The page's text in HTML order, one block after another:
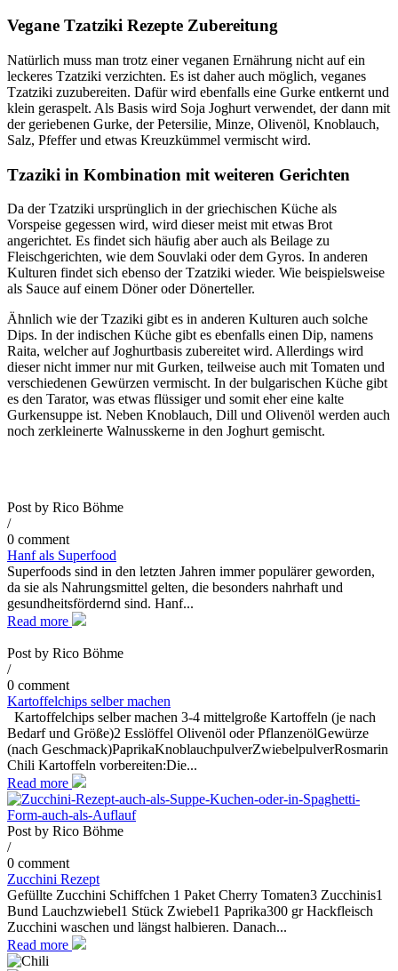
Vegane Tzatziki Rezepte Zubereitung
Natürlich muss man trotz einer veganen Ernährung nicht auf ein
leckeres Tzatziki verzichten. Es ist daher auch möglich, veganes
Tzatziki zuzubereiten. Dafür wird ebenfalls eine Gurke entkernt und
klein geraspelt. Als Basis wird Soja Joghurt verwendet, der dann mit
der geriebenen Gurke, der Petersilie, Minze, Olivenöl, Knoblauch,
Salz, Pfeffer und etwas Kreuzkümmel vermischt wird.
Tzaziki in Kombination mit weiteren Gerichten
Da der Tzatziki ursprünglich in der griechischen Küche als
Vorspeise gegessen wird, wird dieser meist mit etwas Brot
angerichtet. Es findet sich häufig aber auch als Beilage zu
Fleischgerichten, wie dem Souvlaki oder dem Gyros. In anderen
Kulturen findet sich ebenso der Tzatziki wieder. Wie beispielsweise
als Sauce auf einem Döner oder Dönerteller.
Ähnlich wie der Tzaziki gibt es in anderen Kulturen auch solche
Dips. In der indischen Küche gibt es ebenfalls einen Dip, namens
Raita, welcher auf Joghurtbasis zubereitet wird. Allerdings wird
dieser nicht immer nur mit Gurken, teilweise auch mit Tomaten und
verschiedenen Gewürzen vermischt. In der bulgarischen Küche gibt
es den Tarator, was etwas flüssiger und somit eher eine kalte
Gurkensuppe ist. Neben Knoblauch, Dill und Olivenöl werden auch
noch zerkleinerte Walnusskerne in den Joghurt gemischt.
Post by Rico Böhme
/
0 comment
Hanf als Superfood
Superfoods sind in den letzten Jahren immer populärer geworden,
da sie als Nahrungsmittel gelten, die besonders nahrhaft und
gesundheitsfördernd sind. Hanf...
Read more
Post by Rico Böhme
/
0 comment
Kartoffelchips selber machen
Kartoffelchips selber machen 3-4 mittelgroße Kartoffeln (je nach
Bedarf und Größe)2 Esslöffel Olivenöl oder PflanzenölGewürze
(nach Geschmack)PaprikaKnoblauchpulverZwiebelpulverRosmarin
Chili Kartoffeln vorbereiten:Die...
Read more
Post by Rico Böhme
/
0 comment
Zucchini Rezept
Gefüllte Zucchini Schiffchen 1 Paket Cherry Tomaten3 Zucchinis1
Bund Lauchzwiebel1 Stück Zwiebel1 Paprika300 gr Hackfleisch
Zucchini waschen und längst halbieren. Danach...
Read more